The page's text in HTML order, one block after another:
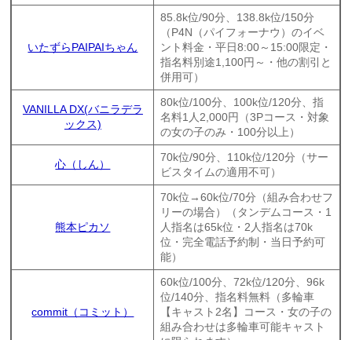
いたずらPAIPAIちゃん
85.8k位/90分、138.8k位/150分
（P4N（パイフォーナウ）のイベ
ント料金・平日8:00～15:00限定・
指名料別途1,100円～・他の割引と
併用可）
VANILLA DX(バニラデラ
ックス)
80k位/100分、100k位/120分、指
名料1人2,000円（3Pコース・対象
の女の子のみ・100分以上）
心（しん）
70k位/90分、110k位/120分（サー
ビスタイムの適用不可）
熊本ピカソ
70k位→60k位/70分（組み合わせフ
リーの場合）（タンデムコース・1
人指名は65k位・2人指名は70k
位・完全電話予約制・当日予約可
能）
commit（コミット）
60k位/100分、72k位/120分、96k
位/140分、指名料無料（多輪車
【キャスト2名】コース・女の子の
組み合わせは多輪車可能キャスト